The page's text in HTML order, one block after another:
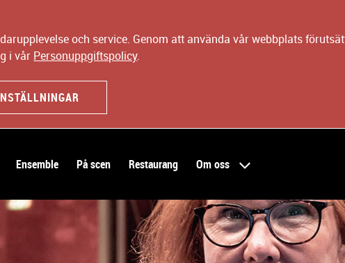
och service. Genom att använda vår webbplats
i vår Personuppgiftspolicy.
Ensemble På scen Restaurang Om oss